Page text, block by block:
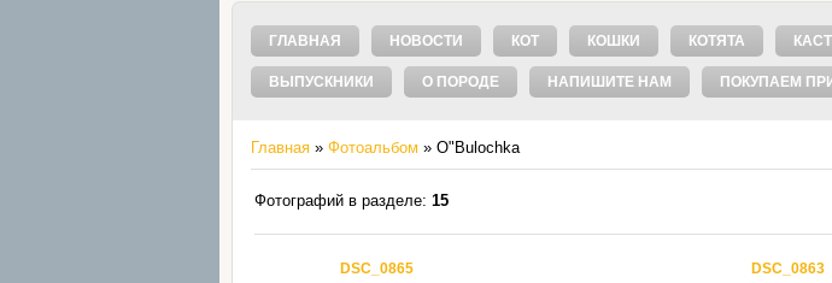
ГЛАВНАЯ НОВОСТИ КОТ КОШКИ КОТЯТА
ВЫПУСКНИКИ О ПОРОДЕ НАПИШИТЕ НАМ ПОКУПАЕМ
Главная » Фотоальбом » O"Bulochka
Фотографий в разделе: 15
DSC_0865 DSC_0863